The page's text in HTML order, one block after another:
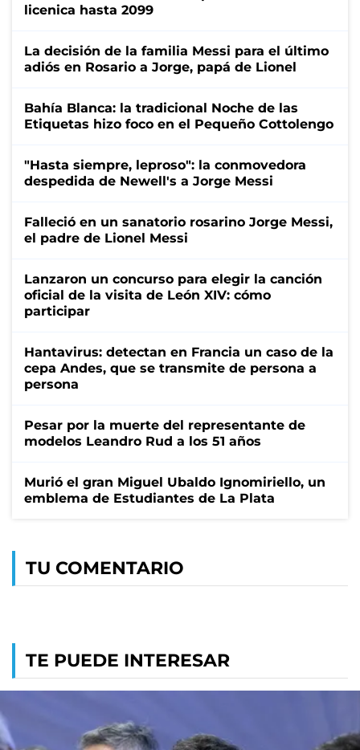
licenica hasta 2099
La decisión de la familia Messi para el último
adiós en Rosario a Jorge, papá de Lionel
Bahía Blanca: la tradicional Noche de las
Etiquetas hizo foco en el Pequeño Cottolengo
"Hasta siempre, leproso": la conmovedora
despedida de Newell's a Jorge Messi
Falleció en un sanatorio rosarino Jorge Messi,
el padre de Lionel Messi
Lanzaron un concurso para elegir la canción
oficial de la visita de León XIV: cómo
participar
Hantavirus: detectan en Francia un caso de la
cepa Andes, que se transmite de persona a
persona
Pesar por la muerte del representante de
modelos Leandro Rud a los 51 años
Murió el gran Miguel Ubaldo Ignomiriello, un
emblema de Estudiantes de La Plata
TU COMENTARIO
TE PUEDE INTERESAR